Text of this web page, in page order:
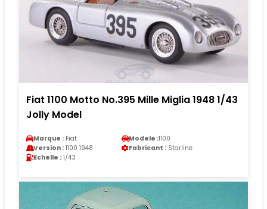
Fiat 1100 Motto No.395 Mille Miglia 1948 1/43
Jolly Model
Marque : Fiat Modele :1100
Version : 1100 1948 Fabricant : Starline
Echelle : 1/43